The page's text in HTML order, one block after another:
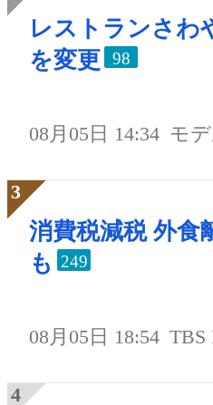
レストランさわ
を変更
98
08月05日 14:34 モ
消費税減税 外食
も
249
08月05日 18:54 TBS